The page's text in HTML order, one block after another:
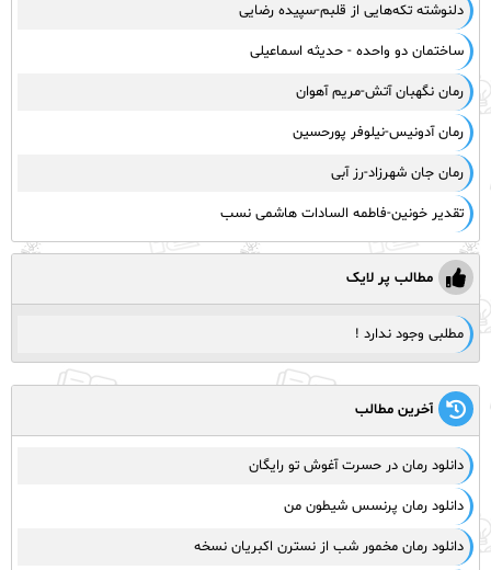
دلنوشته تکه‌هایی از قلبم-سپیده رضایی
ساختمان دو واحده - حدیثه اسماعیلی
رمان نگهبان آتش-مریم آهوان
رمان آدونیس-نیلوفر پورحسین
رمان جان شهرزاد-رز آبی
تقدیر خونین-فاطمه السادات هاشمی نسب
مطالب پر لایک
مطلبی وجود ندارد !
آخرین مطالب
دانلود رمان در حسرت آغوش تو رایگان
دانلود رمان پرنسس شیطون من
دانلود رمان مخمور شب از نسترن اکبریان نسخه